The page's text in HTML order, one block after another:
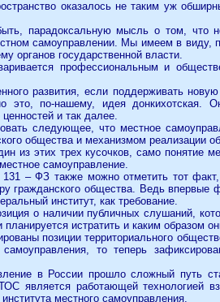
оказалось не таким уж
парадоксальную мысль о том, что
самоуправлении. Мы имеем в
органов государственной власти.
профессиональным и
развития, если поддерживать
это, по-нашему, идея донкихотская.
и так далее.
следующее, что местное
общества и механизмом реализации
из этих трех кусочков, само понятие
самоуправление.
– ФЗ также можно отметить тот
гражданского общества. Ведь
институт, как требование.
о наличии публичных слушаний,
истратить и каким образом
позиции территориального
то теперь
в России прошло сложный путь
является работающей технологией
местного самоуправления.